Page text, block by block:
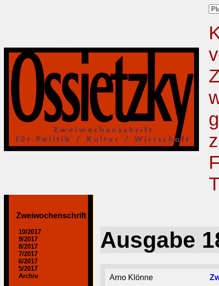
Zweiwochenschrift
10/2017
9/2017
8/2017
7/2017
6/2017
5/2017
Archiv
Ausgabe
Arno Klönne